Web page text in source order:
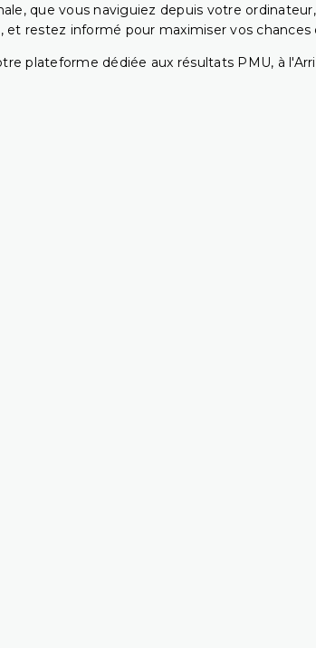
que vous naviguiez depuis votre
restez informé pour maximiser vos chances
plateforme dédiée aux résultats PMU, à